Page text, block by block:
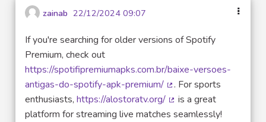
zainab 22/12/2024 09:07
If you're searching for older versions of Spotify
Premium, check out
https://spotifipremiumapks.com.br/baixe-versoes-
antigas-do-spotify-apk-premium/
(Lien externe)
. For sports
enthusiasts, https://alostoratv.org/
(Lien externe)
is a great
platform for streaming live matches seamlessly!